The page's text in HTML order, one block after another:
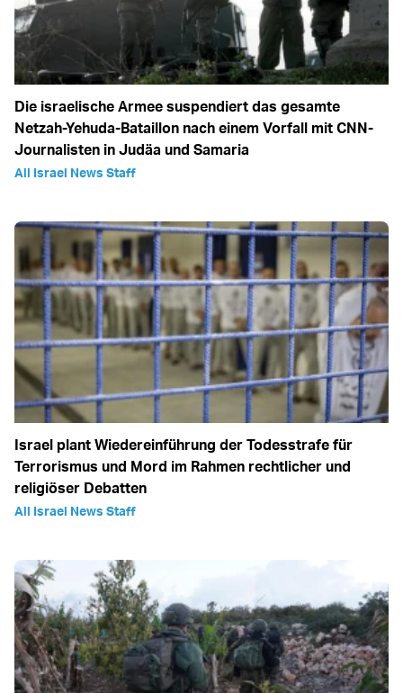
Die israelische Armee suspendiert das gesamte
Netzah-Yehuda-Bataillon nach einem Vorfall mit CNN-
Journalisten in Judäa und Samaria
All Israel News Staff
Israel plant Wiedereinführung der Todesstrafe für
Terrorismus und Mord im Rahmen rechtlicher und
religiöser Debatten
All Israel News Staff